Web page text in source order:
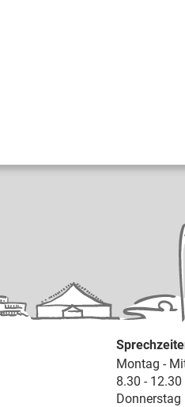
Montag -
8.30 -
Donnerstag